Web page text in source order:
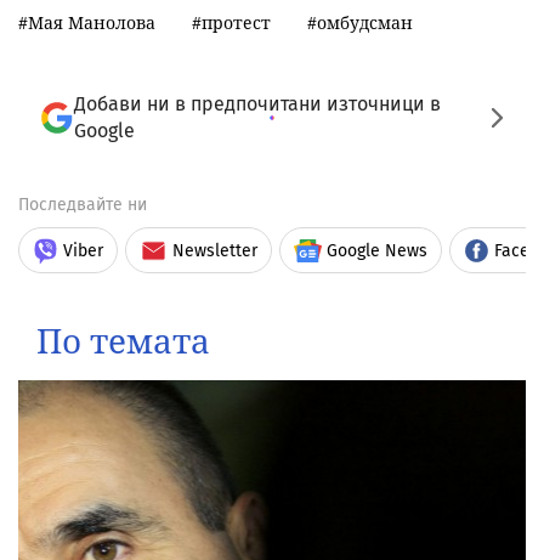
Мая Манолова протест омбудсман
Добави ни в предпочитани източници в
Google
Последвайте ни
Viber Newsletter Google News
По темата